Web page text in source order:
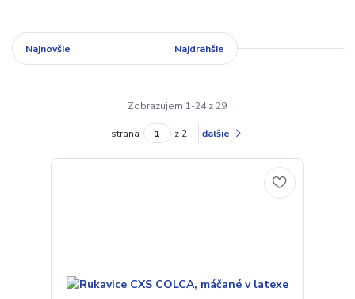
Najnovšie Najdrahšie
Zobrazujem 1-24 z 29
strana z 2 ďalšie